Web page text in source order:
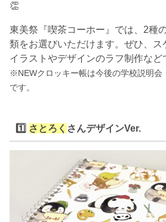
👏
東美祭『喫茶コーホー』では、2種
類をお選びいただけます。ぜひ、ス
イラストやデザインのラフ制作など
※NEWクロッキー帳は今後の学校説明会
です。
1️⃣ さとろく さんデザインVer.